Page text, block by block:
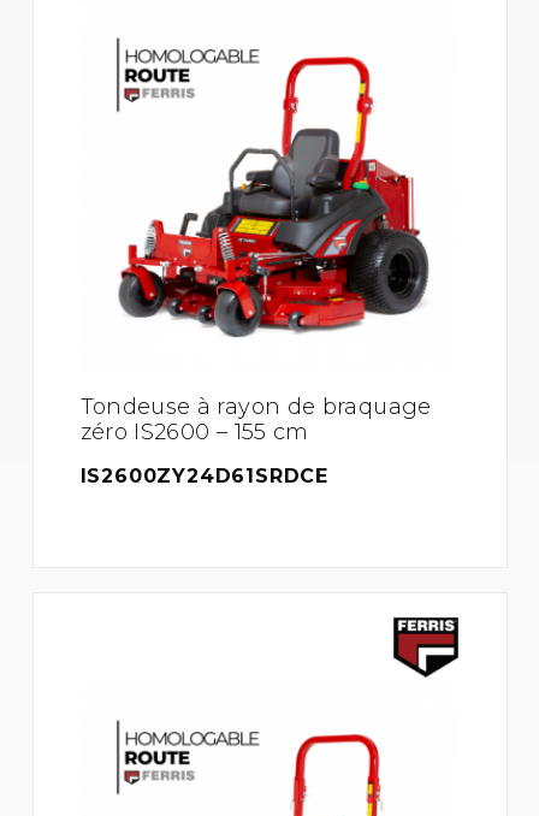
Tondeuse à rayon de braquage
zéro IS2600 – 155 cm
IS2600ZY24D61SRDCE